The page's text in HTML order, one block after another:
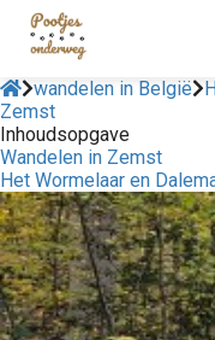
wandelen in België
Zemst
Inhoudsopgave
Wandelen in Zemst
Het Wormelaar en